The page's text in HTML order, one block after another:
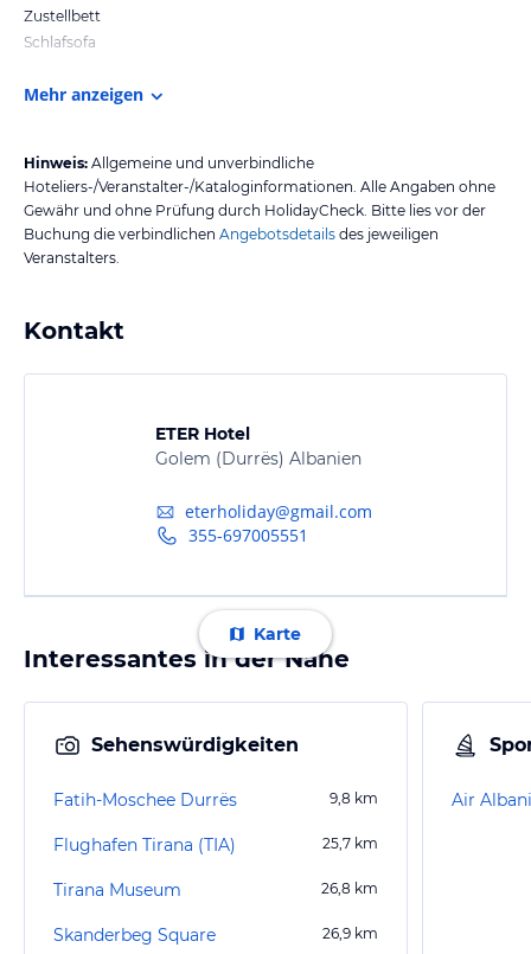
Zustellbett
Schlafsofa
Mehr anzeigen
Hinweis: Allgemeine und unverbindliche
Hoteliers-/Veranstalter-/Kataloginformationen. Alle Angaben ohne
Gewähr und ohne Prüfung durch HolidayCheck. Bitte lies vor der
Buchung die verbindlichen Angebotsdetails des jeweiligen
Veranstalters.
Kontakt
ETER Hotel
Golem (Durrës) Albanien
eterholiday@gmail.com
355-697005551
Karte
Interessantes in der Nähe
Sehenswürdigkeiten
Fatih-Moschee Durrës 9,8 km
Flughafen Tirana (TIA) 25,7 km
Tirana Museum 26,8 km
Skanderbeg Square 26,9 km
Air